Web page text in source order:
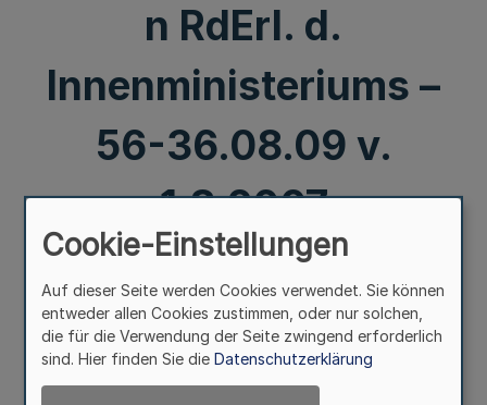
n RdErl. d.
Innenministeriums –
56-36.08.09 v.
1.8.2007
Richtwerte für die Berücksichtigung des
Verwaltungsaufwandes
bei der Festlegung der nach dem Gebührengesetz
Cookie-Einstellungen
Auf dieser Seite werden Cookies verwendet. Sie können
entweder allen Cookies zustimmen, oder nur solchen,
die für die Verwendung der Seite zwingend erforderlich
sind. Hier finden Sie die Datenschutzerklärung